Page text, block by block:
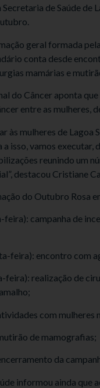
Secretaria de Saúde de
geral formada
conta desde
mamárias e
do Câncer aponta
entre as mulheres,
às mulheres de Lagoa
a isso, vamos
reunindo um
destacou Cristiane
do Outubro Rosa
campanha de
feira): encontro com
feira): realização de
com mulheres
de mamografias;
da
informou ainda que